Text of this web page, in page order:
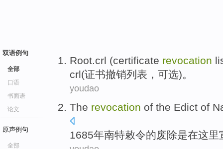
双语例句
全部
口语
书面语
论文
原声例句
全部
Root.crl (certificate revocation
crl(证书撤销列表 ， 可选)。
youdao
The revocation of the Edict of
1685年南特敕令的废除是在这里